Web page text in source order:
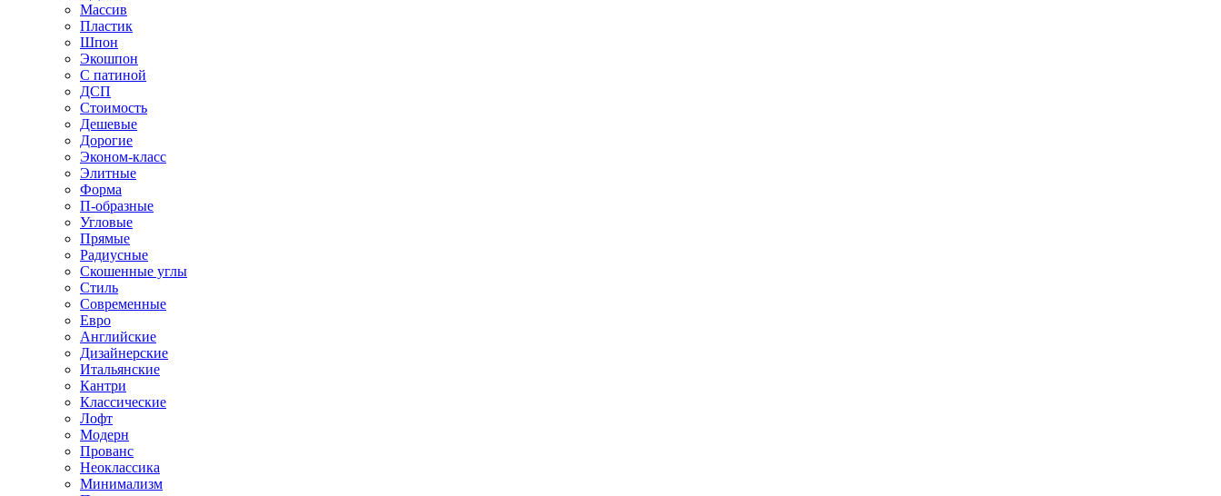
Массив
Пластик
Шпон
Экошпон
С патиной
ДСП
Стоимость
Дешевые
Дорогие
Эконом-класс
Элитные
Форма
П-образные
Угловые
Прямые
Радиусные
Скошенные углы
Стиль
Современные
Евро
Английские
Дизайнерские
Итальянские
Кантри
Классические
Лофт
Модерн
Прованс
Неоклассика
Минимализм